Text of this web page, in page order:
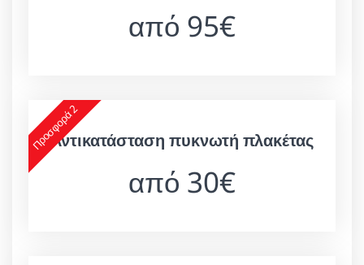
από 95€
Προσφορά 2
Αντικατάσταση πυκνωτή πλακέτας
από 30€